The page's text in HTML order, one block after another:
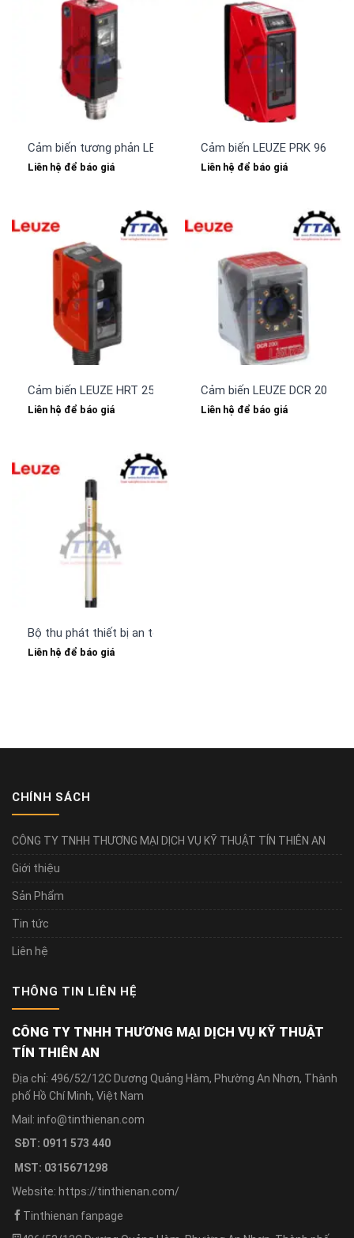
Cảm biến tương phản LEUZE KRTM 3B/4.1121-S8
Liên hệ để báo giá
Cảm biến LEUZE PRK 96M/
Liên hệ để báo giá
Cảm biến LEUZE HRT 25B/L6X.32-2500-S12
Liên hệ để báo giá
Cảm biến LEUZE DCR 202i
Liên hệ để báo giá
Bộ thu phát thiết bị an toàn LEUZE MLD530-RT3M
Liên hệ để báo giá
CHÍNH SÁCH
CÔNG TY TNHH THƯƠNG MẠI DỊCH VỤ KỸ THUẬT TÍN THIÊN AN
Giới thiệu
Sản Phẩm
Tin tức
Liên hệ
THÔNG TIN LIÊN HỆ
CÔNG TY TNHH THƯƠNG MẠI DỊCH VỤ KỸ THUẬT
TÍN THIÊN AN
Địa chỉ: 496/52/12C Dương Quảng Hàm, Phường An Nhơn, Thành
phố Hồ Chí Minh, Việt Nam
Mail: info@tinthienan.com
SĐT: 0911 573 440
MST: 0315671298
Website: https://tinthienan.com/
Tinthienan fanpage